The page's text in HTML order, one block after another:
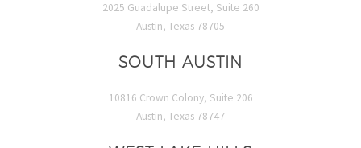
2025 Guadalupe Street, Suite 260
Austin, Texas 78705
SOUTH AUSTIN
10816 Crown Colony, Suite 206
Austin, Texas 78747